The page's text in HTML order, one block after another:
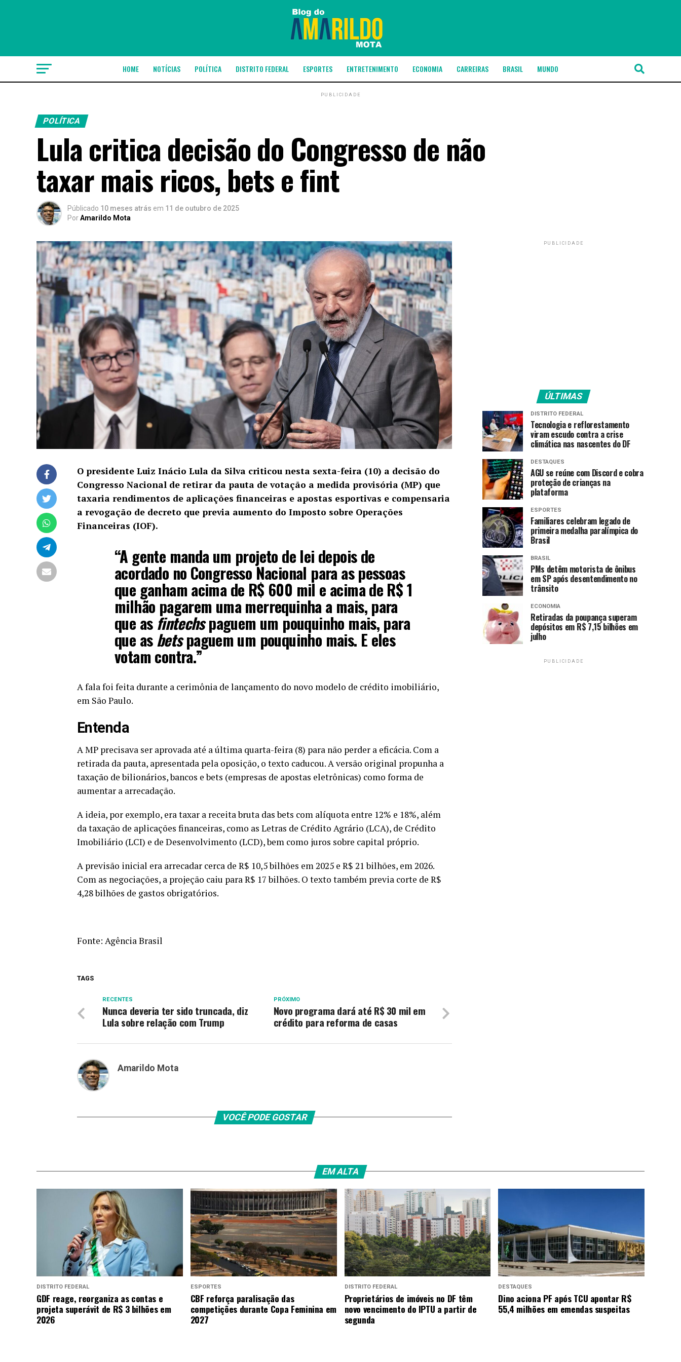
HOME NOTÍCIAS POLÍTICA DISTRITO FEDERAL ESPORTES ENTRETENIMENTO ECONOMIA CARREIRAS BRASIL MUNDO
PUBLICIDADE
POLÍTICA
Lula critica decisão do Congresso de não
taxar mais ricos, bets e fint
Públicado 10 meses atrás em 11 de outubro de 2025
PorAmarildo Mota
O presidente Luiz Inácio Lula da Silva criticou nesta sexta-feira (10) a decisão do
Congresso Nacional de retirar da pauta de votação a medida provisória (MP) que
taxaria rendimentos de aplicações financeiras e apostas esportivas e compensaria
a revogação de decreto que previa aumento do Imposto sobre Operações
Financeiras (IOF).
“A gente manda um projeto de lei depois de
acordado no Congresso Nacional para as pessoas
que ganham acima de R$ 600 mil e acima de R$ 1
milhão pagarem uma merrequinha a mais, para
que as fintechspaguem um pouquinho mais, para
que as betspaguem um pouquinho mais. E eles
votam contra.”
A fala foi feita durante a cerimônia de lançamento do novo modelo de crédito imobiliário,
em São Paulo.
Entenda
A MP precisava ser aprovada até a última quarta-feira (8) para não perder a eficácia. Com a
retirada da pauta, apresentada pela oposição, o texto caducou. A versão original propunha a
taxação de bilionários, bancos e bets (empresas de apostas eletrônicas) como forma de
aumentar a arrecadação.
A ideia, por exemplo, era taxar a receita bruta das bets com alíquota entre 12% e 18%, além
da taxação de aplicações financeiras, como as Letras de Crédito Agrário (LCA), de Crédito
Imobiliário (LCI) e de Desenvolvimento (LCD), bem como juros sobre capital próprio.
A previsão inicial era arrecadar cerca de R$ 10,5 bilhões em 2025 e R$ 21 bilhões, em 2026.
Com as negociações, a projeção caiu para R$ 17 bilhões. O texto também previa corte de R$
4,28 bilhões de gastos obrigatórios.
Fonte: Agência Brasil
TAGS
PRÓXIMO
Novo programa dará até R$ 30 mil em
crédito para reforma de casas
RECENTES
Nunca deveria ter sido truncada, diz
Lula sobre relação com Trump
Amarildo Mota
VOCÊ PODE GOSTAR
PUBLICIDADE
ÚLTIMAS
DISTRITO FEDERAL
Tecnologia e reflorestamento
viram escudo contra a crise
climática nas nascentes do DF
DESTAQUES
AGU se reúne com Discord e cobra
proteção de crianças na
plataforma
ESPORTES
Familiares celebram legado de
primeira medalha paralímpica do
Brasil
BRASIL
PMs detêm motorista de ônibus
em SP após desentendimento no
trânsito
ECONOMIA
Retiradas da poupança superam
depósitos em R$ 7,15 bilhões em
julho
PUBLICIDADE
EM ALTA
DISTRITO FEDERAL
GDF reage, reorganiza as contas e
projeta superávit de R$ 3 bilhões em
2026
ESPORTES
CBF reforça paralisação das
competições durante Copa Feminina em
2027
DISTRITO FEDERAL
Proprietários de imóveis no DF têm
novo vencimento do IPTU a partir de
segunda
DESTAQUES
Dino aciona PF após TCU apontar R$
55,4 milhões em emendas suspeitas